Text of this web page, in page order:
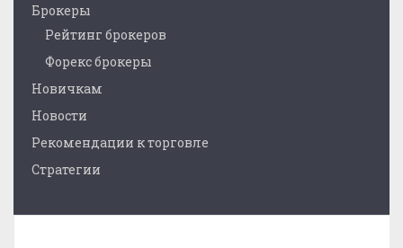
Брокеры
Рейтинг брокеров
Форекс брокеры
Новичкам
Новости
Рекомендации к торговле
Стратегии